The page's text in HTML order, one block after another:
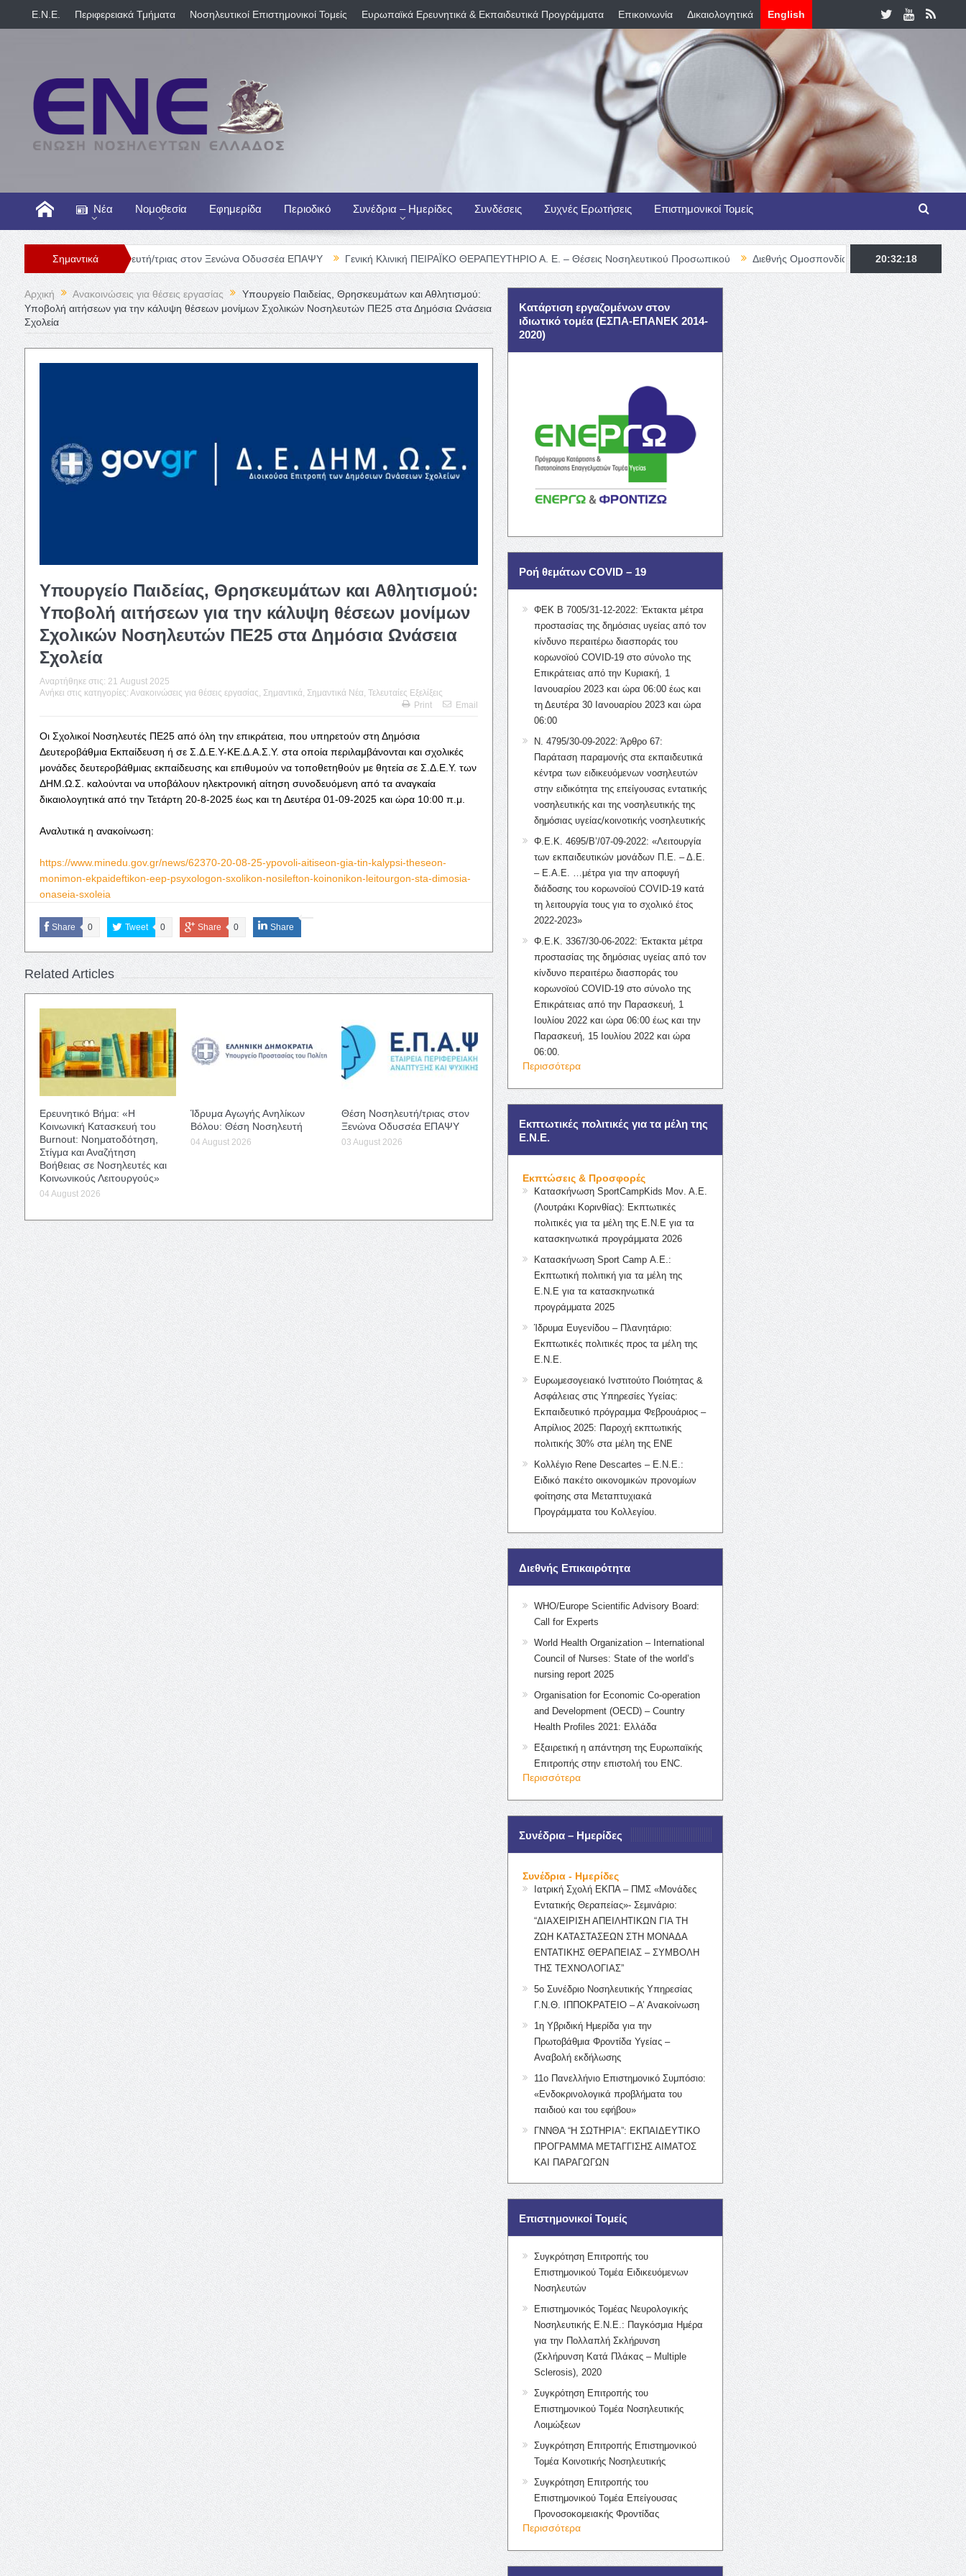
E.N.E. Περιφερειακά Τμήματα Νοσηλευτικοί Επιστημονικοί Τομείς Ευρωπαϊκά Ερευνητικά & Εκπαιδευτικά Προγράμματα Επικοινωνία Δικαιολογητικά English
Νέα Νομοθεσία Εφημερίδα Περιοδικό Συνέδρια – Ημερίδες Συνδέσεις Συχνές Ερωτήσεις Επιστημονικοί Τομείς
Σημαντικά
Θέση Νοσηλευτή/τριας στον Ξενώνα Οδυσσέα ΕΠΑΨΥ Γενική Κλινική ΠΕΙΡΑΪΚΟ ΘΕΡΑΠΕΥΤΗΡΙΟ Α. Ε. – Θέσεις Νοσηλευτικού Προσωπικού Διεθνής Ομοσπονδία Θαλασσαιμίας – TIF Fellowship
20:32:19
Αρχική Ανακοινώσεις για θέσεις εργασίας
Υπουργείο Παιδείας, Θρησκευμάτων και Αθλητισμού:
Υποβολή αιτήσεων για την κάλυψη θέσεων μονίμων Σχολικών Νοσηλευτών ΠΕ25 στα Δημόσια Ωνάσεια
Σχολεία
Υπουργείο Παιδείας, Θρησκευμάτων και Αθλητισμού:
Υποβολή αιτήσεων για την κάλυψη θέσεων μονίμων
Σχολικών Νοσηλευτών ΠΕ25 στα Δημόσια Ωνάσεια
Σχολεία
Αναρτήθηκε στις: 21 August 2025
Ανήκει στις κατηγορίες: Ανακοινώσεις για θέσεις εργασίας Σημαντικά Σημαντικά Νέα Τελευταίες Εξελίξεις
Print
Email
Οι Σχολικοί Νοσηλευτές ΠΕ25 από όλη την επικράτεια, που υπηρετούν στη Δημόσια
Δευτεροβάθμια Εκπαίδευση ή σε Σ.Δ.Ε.Υ-ΚΕ.Δ.Α.Σ.Υ. στα οποία περιλαμβάνονται και σχολικές
μονάδες δευτεροβάθμιας εκπαίδευσης και επιθυμούν να τοποθετηθούν με θητεία σε Σ.Δ.Ε.Υ. των
ΔΗΜ.Ω.Σ. καλούνται να υποβάλουν ηλεκτρονική αίτηση συνοδευόμενη από τα αναγκαία
δικαιολογητικά από την Τετάρτη 20-8-2025 έως και τη Δευτέρα 01-09-2025 και ώρα 10:00 π.μ.
Αναλυτικά η ανακοίνωση:
https://www.minedu.gov.gr/news/62370-20-08-25-ypovoli-aitiseon-gia-tin-kalypsi-theseon-
monimon-ekpaideftikon-eep-psyxologon-sxolikon-nosilefton-koinonikon-leitourgon-sta-dimosia-
onaseia-sxoleia
Share 0 Tweet 0 Share 0 Share
Related Articles
Ερευνητικό Βήμα: «Η
Κοινωνική Κατασκευή του
Burnout: Νοηματοδότηση,
Στίγμα και Αναζήτηση
Βοήθειας σε Νοσηλευτές και
Κοινωνικούς Λειτουργούς»
04 August 2026
Ίδρυμα Αγωγής Ανηλίκων
Βόλου: Θέση Νοσηλευτή
04 August 2026
Θέση Νοσηλευτή/τριας στον
Ξενώνα Οδυσσέα ΕΠΑΨΥ
03 August 2026
Κατάρτιση εργαζομένων στον
ιδιωτικό τομέα (ΕΣΠΑ-ΕΠΑΝΕΚ 2014-
2020)
Ροή θεμάτων COVID – 19
ΦΕΚ Β 7005/31-12-2022: Έκτακτα μέτρα
προστασίας της δημόσιας υγείας από τον
κίνδυνο περαιτέρω διασποράς του
κορωνοϊού COVID-19 στο σύνολο της
Επικράτειας από την Κυριακή, 1
Ιανουαρίου 2023 και ώρα 06:00 έως και
τη Δευτέρα 30 Ιανουαρίου 2023 και ώρα
06:00
Ν. 4795/30-09-2022: Άρθρο 67:
Παράταση παραμονής στα εκπαιδευτικά
κέντρα των ειδικευόμενων νοσηλευτών
στην ειδικότητα της επείγουσας εντατικής
νοσηλευτικής και της νοσηλευτικής της
δημόσιας υγείας/κοινοτικής νοσηλευτικής
Φ.Ε.Κ. 4695/Β’/07-09-2022: «Λειτουργία
των εκπαιδευτικών μονάδων Π.Ε. – Δ.Ε.
– Ε.Α.Ε. …μέτρα για την αποφυγή
διάδοσης του κορωνοϊού COVID-19 κατά
τη λειτουργία τους για το σχολικό έτος
2022-2023»
Φ.Ε.Κ. 3367/30-06-2022: Έκτακτα μέτρα
προστασίας της δημόσιας υγείας από τον
κίνδυνο περαιτέρω διασποράς του
κορωνοϊού COVID-19 στο σύνολο της
Επικράτειας από την Παρασκευή, 1
Ιουλίου 2022 και ώρα 06:00 έως και την
Παρασκευή, 15 Ιουλίου 2022 και ώρα
06:00.
Περισσότερα
Εκπτωτικές πολιτικές για τα μέλη της
Ε.Ν.Ε.
Εκπτώσεις & Προσφορές
Κατασκήνωση SportCampKids Μον. Α.Ε.
(Λουτράκι Κορινθίας): Εκπτωτικές
πολιτικές για τα μέλη της Ε.Ν.Ε για τα
κατασκηνωτικά προγράμματα 2026
Κατασκήνωση Sport Camp Α.Ε.:
Εκπτωτική πολιτική για τα μέλη της
Ε.Ν.Ε για τα κατασκηνωτικά
προγράμματα 2025
Ίδρυμα Ευγενίδου – Πλανητάριο:
Εκπτωτικές πολιτικές προς τα μέλη της
Ε.Ν.Ε.
Ευρωμεσογειακό Ινστιτούτο Ποιότητας &
Ασφάλειας στις Υπηρεσίες Υγείας:
Εκπαιδευτικό πρόγραμμα Φεβρουάριος –
Απρίλιος 2025: Παροχή εκπτωτικής
πολιτικής 30% στα μέλη της ΕΝΕ
Κολλέγιο Rene Descartes – Ε.Ν.Ε.:
Ειδικό πακέτο οικονομικών προνομίων
φοίτησης στα Μεταπτυχιακά
Προγράμματα του Κολλεγίου.
Διεθνής Επικαιρότητα
WHO/Europe Scientific Advisory Board:
Call for Experts
World Health Organization – International
Council of Nurses: State of the world’s
nursing report 2025
Organisation for Economic Co-operation
and Development (OECD) – Country
Health Profiles 2021: Ελλάδα
Εξαιρετική η απάντηση της Ευρωπαϊκής
Επιτροπής στην επιστολή του ENC.
Περισσότερα
Συνέδρια – Ημερίδες
Συνέδρια - Ημερίδες
Ιατρική Σχολή ΕΚΠΑ – ΠΜΣ «Μονάδες
Εντατικής Θεραπείας»- Σεμινάριο:
“ΔΙΑΧΕΙΡΙΣΗ ΑΠΕΙΛΗΤΙΚΩΝ ΓΙΑ ΤΗ
ΖΩΗ ΚΑΤΑΣΤΑΣΕΩΝ ΣΤΗ ΜΟΝΑΔΑ
ΕΝΤΑΤΙΚΗΣ ΘΕΡΑΠΕΙΑΣ – ΣΥΜΒΟΛΗ
ΤΗΣ ΤΕΧΝΟΛΟΓΙΑΣ”
5ο Συνέδριο Νοσηλευτικής Υπηρεσίας
Γ.Ν.Θ. ΙΠΠΟΚΡΑΤΕΙΟ – Α’ Ανακοίνωση
1η Υβριδική Ημερίδα για την
Πρωτοβάθμια Φροντίδα Υγείας –
Αναβολή εκδήλωσης
11ο Πανελλήνιο Επιστημονικό Συμπόσιο:
«Ενδοκρινολογικά προβλήματα του
παιδιού και του εφήβου»
ΓΝΝΘΑ “Η ΣΩΤΗΡΙΑ”: ΕΚΠΑΙΔΕΥΤΙΚΟ
ΠΡΟΓΡΑΜΜΑ ΜΕΤΑΓΓΙΣΗΣ ΑΙΜΑΤΟΣ
ΚΑΙ ΠΑΡΑΓΩΓΩΝ
Επιστημονικοί Τομείς
Συγκρότηση Επιτροπής του
Επιστημονικού Τομέα Ειδικευόμενων
Νοσηλευτών
Επιστημονικός Τομέας Νευρολογικής
Νοσηλευτικής Ε.Ν.Ε.: Παγκόσμια Ημέρα
για την Πολλαπλή Σκλήρυνση
(Σκλήρυνση Κατά Πλάκας – Multiple
Sclerosis), 2020
Συγκρότηση Επιτροπής του
Επιστημονικού Τομέα Νοσηλευτικής
Λοιμώξεων
Συγκρότηση Επιτροπής Επιστημονικού
Τομέα Κοινοτικής Νοσηλευτικής
Συγκρότηση Επιτροπής του
Επιστημονικού Τομέα Επείγουσας
Προνοσοκομειακής Φροντίδας
Περισσότερα